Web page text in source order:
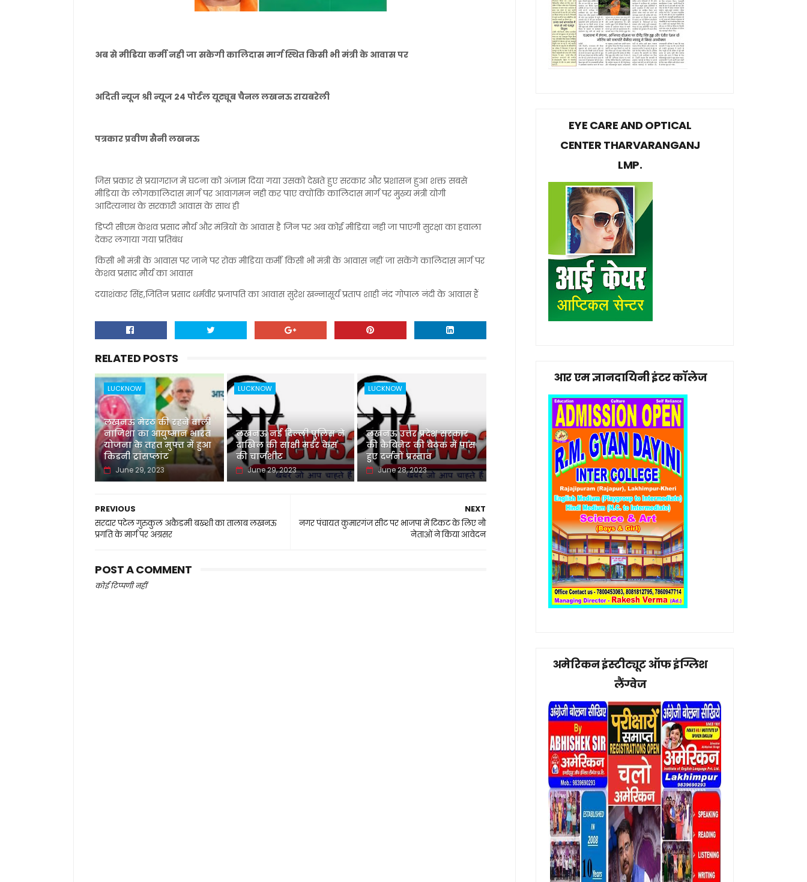
अब से मीडिया कर्मी नही जा सकेगी कालिदास मार्ग स्थित किसी भी मंत्री के आवास पर
अदिती न्यूज श्री न्यूज 24 पोर्टल यूट्यूब चैनल लखनऊ रायबरेली
पत्रकार प्रवीण सैनी लखनऊ
जिस प्रकार से प्रयागराज में घटना को अंजाम दिया गया उसको देखते हुए सरकार और प्रशासन हुआ शक्त सबसे
मीडिया के लोगकालिदास मार्ग पर आवागमन नही कर पाए क्योंकि कालिदास मार्ग पर मु्ख्य मंत्री योगी
आदित्यनाथ के सरकारी आवास के साथ ही
डिप्टी सीएम केशव प्रसाद मौर्य और मंत्रियों के आवास है जिन पर अब कोई मीडिया नही जा पाएगी सुरक्षा का हवाला
देकर लगाया गया प्रतिबंध
किसी भी मंत्री के आवास पर जाने पर रोक मीडिया कर्मी किसी भी मंत्री के आवास नहीं जा सकेंगे कालिदास मार्ग पर
केशव प्रसाद मौर्य का आवास
दयाशंकर सिंह,जितिन प्रसाद धर्मवीर प्रजापति का आवास सुरेश खन्नासूर्य प्रताप शाही नंद गोपाल नंदी के आवास हैं
RELATED POSTS
LUCKNOW
लखनऊ मेरठ की रहने वाली
नाजिशा का आयुष्मान भारत
योजना के तहत मुफ्त में हुआ
किडनी ट्रांसप्लांट
June 29, 2023
LUCKNOW
लखनऊ नई दिल्ली पुलिस ने
दाखिल की साक्षी मर्डर केस
की चार्जशीट
June 29, 2023
LUCKNOW
लखनऊ उत्तर प्रदेश सरकार
की कैबिनेट की बैठक में पास
हुए दर्जनों प्रस्ताव
June 28, 2023
NEXT
नगर पंचायत कुमारगंज सीट पर भाजपा में टिकट के लिए नौ
नेताओं ने किया आवेदन
PREVIOUS
सरदार पटेल गुरुकुल अकैडमी बख्शी का तालाब लखनऊ
प्रगति के मार्ग पर अग्रसर
POST A COMMENT
कोई टिप्पणी नहीं
EYE CARE AND OPTICAL
CENTER THARVARANGANJ
LMP.
आर एम ज्ञानदायिनी इंटर कॉलेज
अमेरिकन इंस्टीट्यूट ऑफ इंग्लिश
लैंग्वेज